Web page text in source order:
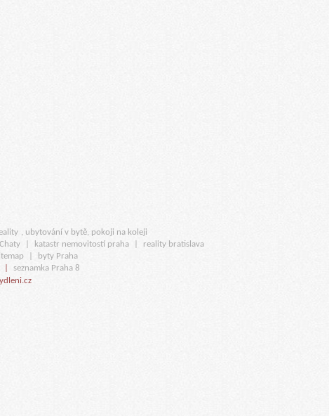
, ubytování v bytě, pokoji na koleji
Chaty katastr nemovitostí praha
reality bratislava
byty Praha
seznamka Praha 8